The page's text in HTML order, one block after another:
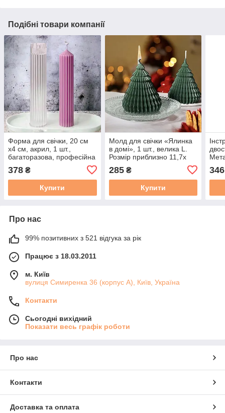
Подібні товари компанії
Форма для свічки, 20 см
х4 см, акрил, 1 шт.,
багаторазова, професійна
378 ₴
Купити
Молд для свічки «Ялинка
в домі», 1 шт., велика L.
Розмір приблизно 11,7х
285₴
Купити
346
Про нас
99% позитивних з 521 відгука за рік
Працює з 18.03.2011
м. Київ
вулиця Симиренка 36 (корпус А), Київ, Україна
Контакти
Сьогодні вихідний
Показати весь графік роботи
Про нас
Контакти
Доставка та оплата